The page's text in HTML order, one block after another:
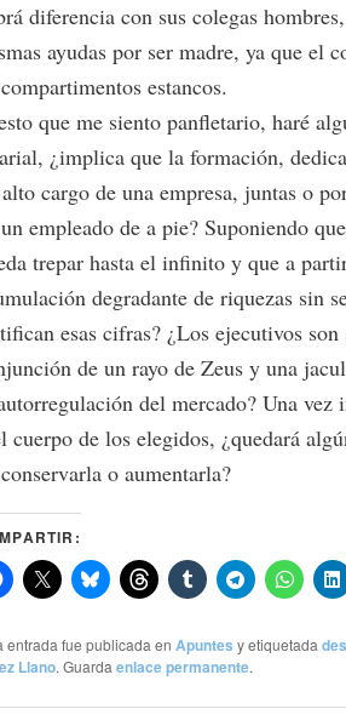
diferencia con sus colegas
ayudas por ser madre, ya que el
estancos.
que me siento panfletario, haré
¿implica que la formación,
cargo de una empresa, juntas o
empleado de a pie? Suponiendo
trepar hasta el infinito y que a
degradante de riquezas sin
esas cifras? ¿Los ejecutivos
de un rayo de Zeus y una
del mercado? Una vez
cuerpo de los elegidos, ¿quedará
o aumentarla?
entrada fue publicada en Apuntes y etiquetada
Llano. Guarda enlace permanente.